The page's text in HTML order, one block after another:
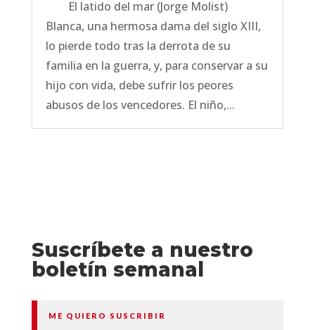
El latido del mar (Jorge Molist)
Blanca, una hermosa dama del siglo XIII,
lo pierde todo tras la derrota de su
familia en la guerra, y, para conservar a su
hijo con vida, debe sufrir los peores
abusos de los vencedores. El niño,...
Suscríbete a nuestro
boletín semanal
ME QUIERO SUSCRIBIR